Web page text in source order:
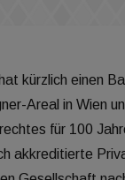
kürzlich einen
Areal in Wien
für 100
akkreditierte